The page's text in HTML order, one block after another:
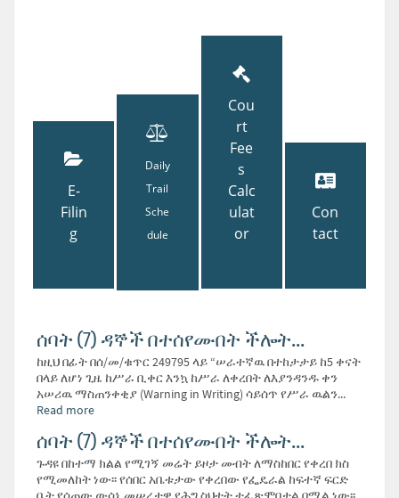
E-
Filin
g
Daily
Trail
Sche
dule
Cou
rt
Fee
s
Calc
ulat
or
Con
tact
ሰባት (7) ዳኞች በተሰየሙበት ችሎት...
ከዚህ በፊት በሰ/መ/ቁጥር 249795 ላይ “ሠራተኛዉ በተከታታይ ከ5 ቀናት
በላይ ለሆነ ጊዜ ከሥራ ቢቀር እንኳ ከሥራ ለቀረበት ለእያንዳንዱ ቀን
አሠሪዉ ማስጠንቀቂያ (Warning in Writing) ሳይሰጥ የሥራ ዉልን...
Read more
ሰባት (7) ዳኞች በተሰየሙበት ችሎት...
ጉዳዩ በከተማ ክልል የሚገኝ መሬት ይዞታ መብት ለማስከበር የቀረበ ክስ
የሚመለከት ነው፡፡ የሰበር አቤቱታው የቀረበው የፌዴራል ከፍተኛ ፍርድ